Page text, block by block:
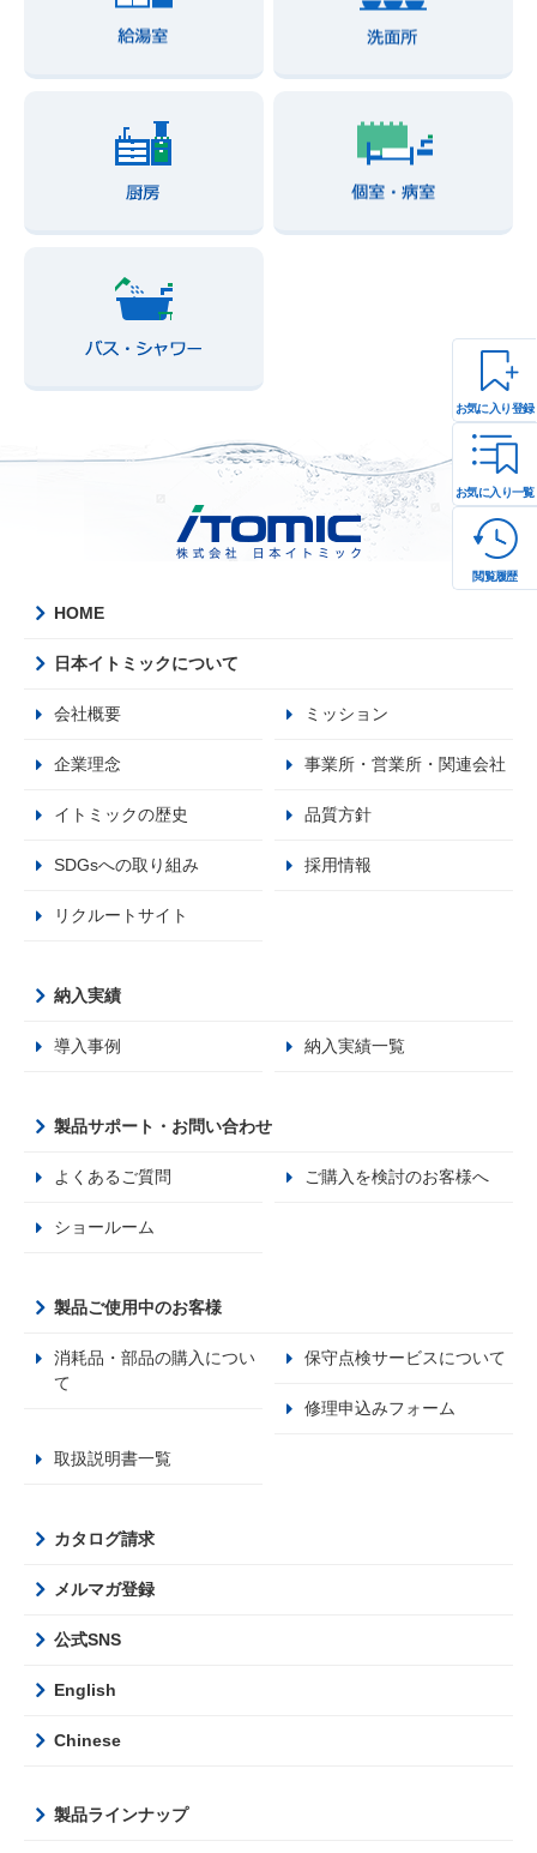
お気に入り登録
お気に入り一覧
閲覧履歴
HOME
日本イトミックについて
会社概要 ミッション
企業理念 事業所・営業所・関連会社
イトミックの歴史 品質方針
SDGsへの取り組み 採用情報
リクルートサイト
納入実績
導入事例 納入実績一覧
製品サポート・お問い合わせ
よくあるご質問 ご購入を検討のお客様へ
ショールーム
製品ご使用中のお客様
消耗品・部品の購入につい
て
保守点検サービスについて
修理申込みフォーム
取扱説明書一覧
カタログ請求
メルマガ登録
公式SNS
English
Chinese
製品ラインナップ